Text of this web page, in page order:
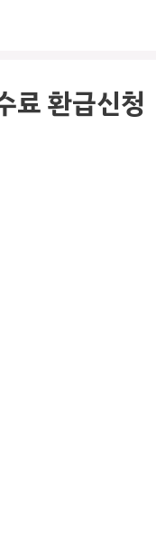
료 환급신청